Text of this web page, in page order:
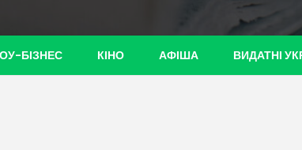
БІЗНЕС КІНО АФІША ВИДАТНІ